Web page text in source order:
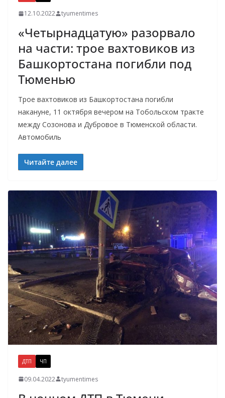
12.10.2022 tyumentimes
«Четырнадцатую» разорвало
на части: трое вахтовиков из
Башкортостана погибли под
Тюменью
Трое вахтовиков из Башкортостана погибли
накануне, 11 октября вечером на Тобольском тракте
между Созонова и Дубровое в Тюменской области.
Автомобиль
Читайте далее
ДТП ЧП
09.04.2022 tyumentimes